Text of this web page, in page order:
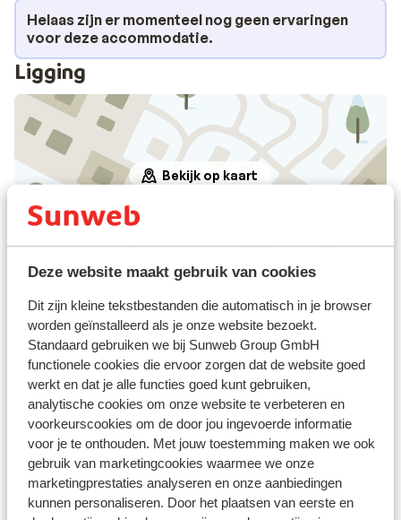
Deze website maakt gebruik van cookies
Dit zijn kleine tekstbestanden die automatisch in je browser
worden geïnstalleerd als je onze website bezoekt.
Standaard gebruiken we bij Sunweb Group GmbH
functionele cookies die ervoor zorgen dat de website goed
werkt en dat je alle functies goed kunt gebruiken,
analytische cookies om onze website te verbeteren en
voorkeurscookies om de door jou ingevoerde informatie
voor je te onthouden. Met jouw toestemming maken we ook
gebruik van marketingcookies waarmee we onze
marketingprestaties analyseren en onze aanbiedingen
kunnen personaliseren. Door het plaatsen van eerste en
Helaas zijn er momenteel nog geen ervaringen
voor deze accommodatie.
Ligging
Bekijk op kaart
Afstanden
Centrum: 200 m
Skipiste: 250 m
Skilift: 200 m
Winkels: 200 m
Skipas, -les en verhuur
Skipas
Skimateriaal